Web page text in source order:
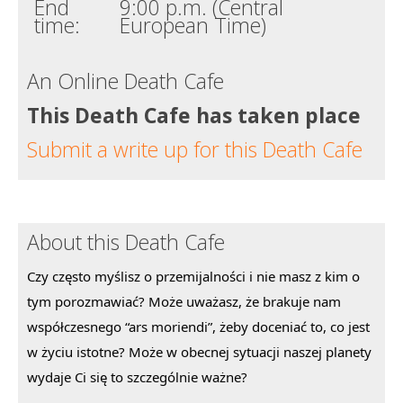
End
time:
9:00 p.m. (Central
European Time)
An Online Death Cafe
This Death Cafe has taken place
Submit a write up for this Death Cafe
About this Death Cafe
Czy często myślisz o przemijalności i nie masz z kim o
tym porozmawiać? Może uważasz, że brakuje nam
współczesnego “ars moriendi”, żeby doceniać to, co jest
w życiu istotne? Może w obecnej sytuacji naszej planety
wydaje Ci się to szczególnie ważne?